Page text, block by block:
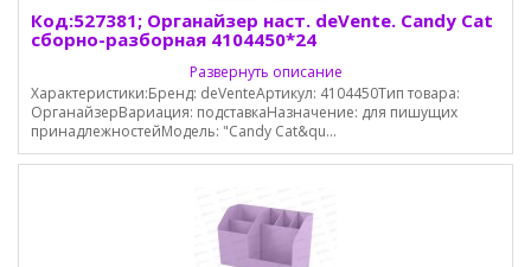
Код:527381; Органайзер наст. deVente. Candy Cat
сборно-разборная 4104450*24
Развернуть описание
Характеристики:Бренд: deVenteАртикул: 4104450Тип товара:
ОрганайзерВариация: подставкаНазначение: для пишущих
принадлежностейМодель: "Candy Cat&qu...